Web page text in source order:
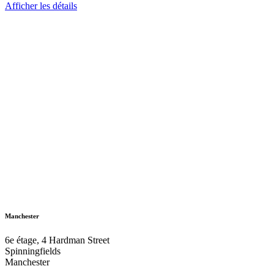
Afficher les détails
Manchester
6e étage, 4 Hardman Street
Spinningfields
Manchester